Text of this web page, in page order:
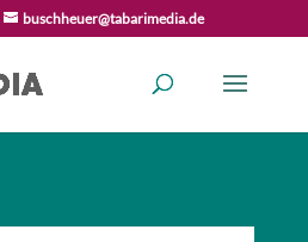
buschheuer@tabarimedia.de